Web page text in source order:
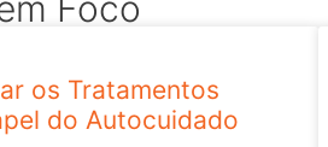
Foco
os Tratamentos
do Autocuidado